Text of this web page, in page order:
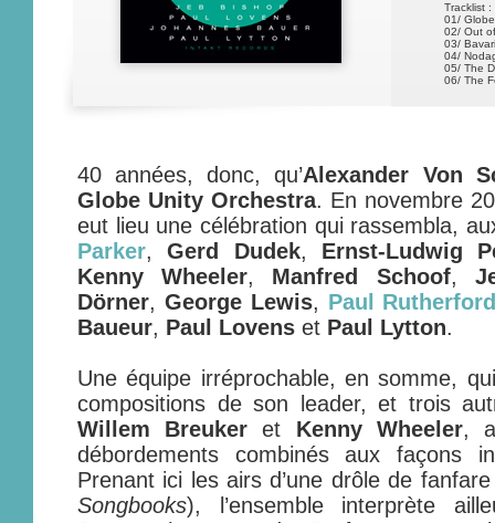
Tracklist :
01/
02/ Out
03/
04/
05/ The
06/ The
40 années, donc, qu’Alexander Von
Globe Unity Orchestra. En novembre
eut lieu une célébration qui rassembla,
Parker,Gerd Dudek, Ernst-Ludwig
Kenny Wheeler, Manfred Schoof,
Dörner, George Lewis, Paul
Baueur, Paul Lovens et Paul Lytton.
Une équipe irréprochable, en somme,
compositions de son leader, et trois
Willem Breuker et Kenny Wheeler,
débordements combinés aux façons
Prenant ici les airs d’une drôle de
Songbooks), l’ensemble interprète